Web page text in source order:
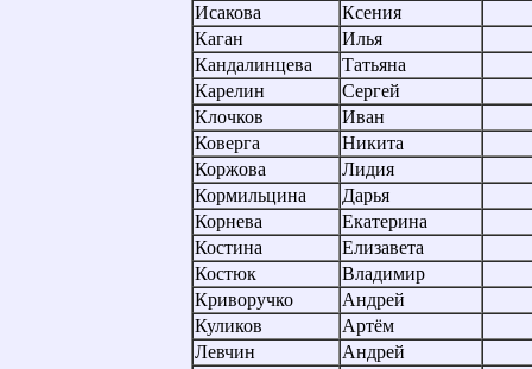
Исакова
Ксения
Каган
Илья
Кандалинцева
Татьяна
Карелин
Сергей
Клочков
Иван
Коверга
Никита
Коржова
Лидия
Кормильцина
Дарья
Корнева
Екатерина
Костина
Елизавета
Костюк
Владимир
Криворучко
Андрей
Куликов
Артём
Левчин
Андрей